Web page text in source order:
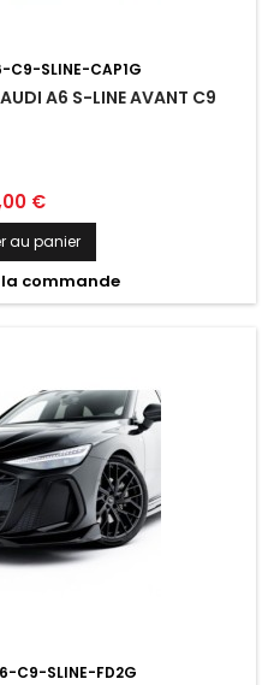
C9-SLINE-CAP1G
A6 S-LINE AVANT C9
€
au panier
commande
C9-SLINE-FD2G